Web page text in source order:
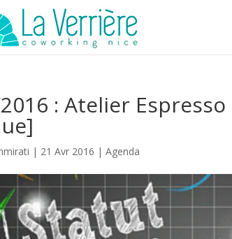
: Atelier
| 21 Avr 2016 |Agenda